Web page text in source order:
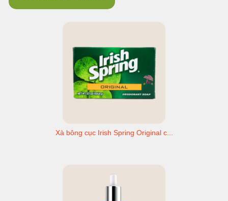
Xà bông cục Irish Spring Original c...